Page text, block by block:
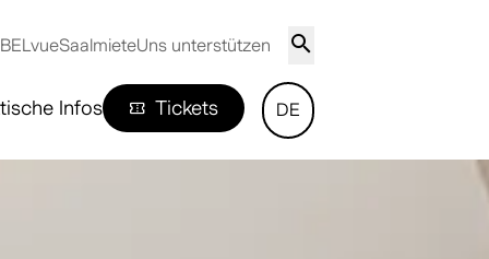
SaalmieteUns unterstützen
Infos Tickets DE